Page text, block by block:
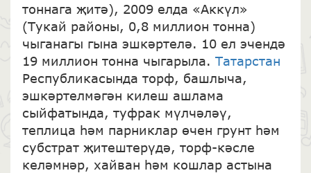
тоннага җитә), 2009 елда «Аккүл»
(Тукай районы, 0,8 миллион тонна)
чыганагы гына эшкәртелә. 10 ел эчендә
19 миллион тонна чыгарыла. Татарстан
Республикасында торф, башлыча,
эшкәртелмәгән килеш ашлама
сыйфатында, туфрак мүлчәләү,
теплица һәм парниклар өчен грунт һәм
субстрат җитештерүдә, торф-кәсле
келәмнәр, хайван һәм кошлар астына